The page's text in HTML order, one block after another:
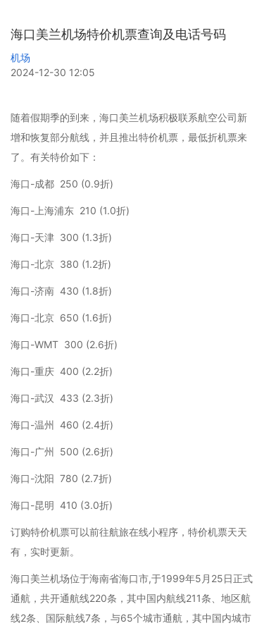
海口美兰机场特价机票查询及电话号码
机场
2024-12-30 12:05
随着假期季的到来，海口美兰机场积极联系航空公司新
增和恢复部分航线，并且推出特价机票，最低折机票来
了。有关特价如下：
海口-成都 250 (0.9折)
海口-上海浦东 210 (1.0折)
海口-天津 300 (1.3折)
海口-北京 380 (1.2折)
海口-济南 430 (1.8折)
海口-北京 650 (1.6折)
海口-WMT 300 (2.6折)
海口-重庆 400 (2.2折)
海口-武汉 433 (2.3折)
海口-温州 460 (2.4折)
海口-广州 500 (2.6折)
海口-沈阳 780 (2.7折)
海口-昆明 410 (3.0折)
订购特价机票可以前往航旅在线小程序，特价机票天天
有，实时更新。
海口美兰机场位于海南省海口市,于1999年5月25日正式
通航，共开通航线220条，其中国内航线211条、地区航
线2条、国际航线7条，与65个城市通航，其中国内城市